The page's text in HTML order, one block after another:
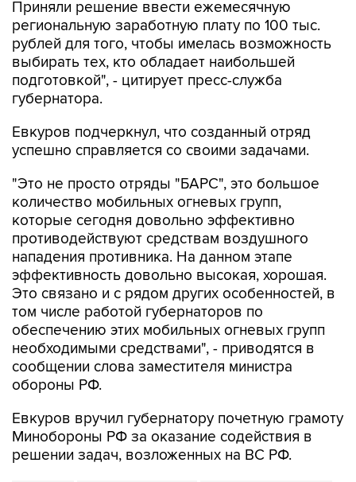
Приняли решение ввести ежемесячную
региональную заработную плату по 100 тыс.
рублей для того, чтобы имелась возможность
выбирать тех, кто обладает наибольшей
подготовкой", - цитирует пресс-служба
губернатора.
Евкуров подчеркнул, что созданный отряд
успешно справляется со своими задачами.
"Это не просто отряды "БАРС", это большое
количество мобильных огневых групп,
которые сегодня довольно эффективно
противодействуют средствам воздушного
нападения противника. На данном этапе
эффективность довольно высокая, хорошая.
Это связано и с рядом других особенностей, в
том числе работой губернаторов по
обеспечению этих мобильных огневых групп
необходимыми средствами", - приводятся в
сообщении слова заместителя министра
обороны РФ.
Евкуров вручил губернатору почетную грамоту
Минобороны РФ за оказание содействия в
решении задач, возложенных на ВС РФ.